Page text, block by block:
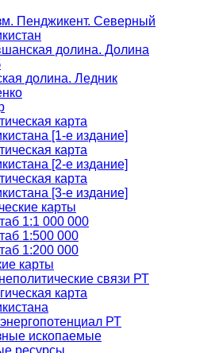
Пенджикент. Северный
долина. Долина
долина. Ледник
карта
[1-е издание]
карта
[2-е издание]
карта
[3-е издание]
карты
1:1 000 000
1:500 000
1:200 000
карты
связи РТ
карта
РТ
ископаемые
ресурсы